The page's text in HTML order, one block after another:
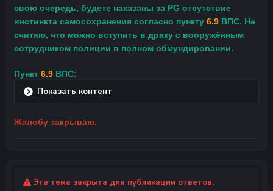
свою очередь, будете наказаны за PG отсутствие
инстинкта самосохранения согласно пункту 6.9 ВПС. Не
считаю, что можно вступить в драку с вооружённым
сотрудником полиции в полном обмундировании.
Пункт 6.9 ВПС:
Показать контент
Жалобу закрываю.
Эта тема закрыта для публикации ответов.